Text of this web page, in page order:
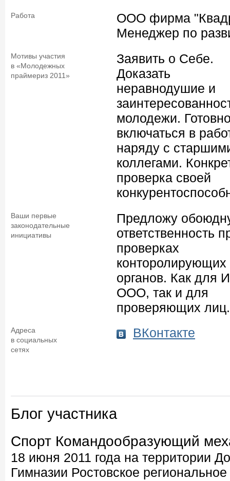
Работа
ООО фирма
Менеджер по
Мотивы участия
в «Молодежных
праймериз 2011»
Заявить о Себе.
Доказать
неравнодушие и
молодежи.
включаться в
наряду с
коллегами.
проверка своей
Ваши первые
законодательные
инициативы
Предложу
ответственность
проверках
конторолирующих
органов. Как для
ООО, так и для
проверяющих лиц.
Адреса
в социальных
сетях
ВКонтакте
Блог участника
Спорт Командообразующий
18 июня 2011 года на территории
Гимназии Ростовское